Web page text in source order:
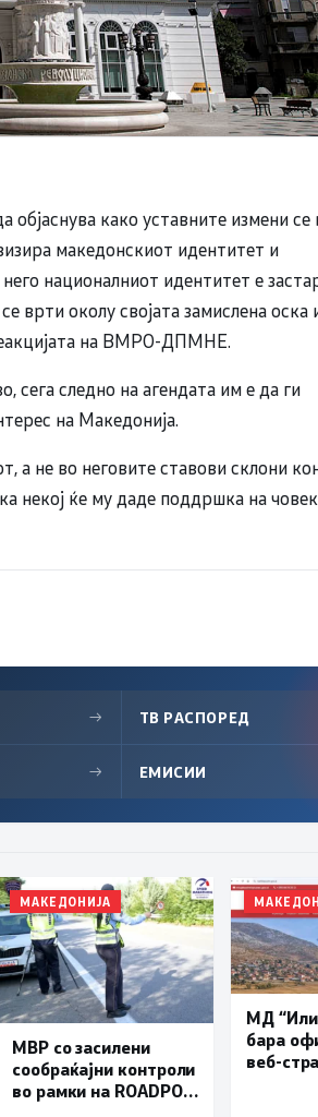
објаснува како уставните измени се
македонскиот идентитет и
националниот идентитет е
врти околу својата замислена оска
на ВМРО-ДПМНЕ.
сега следно на агендата им е да ги
на Македонија.
а не во неговите ставови склони
некој ќе му даде поддршка на
→ ТВ РАСПОРЕД
→ ЕМИСИИ
МАКЕДОНИЈА
МВР со засилени
сообраќајни контроли
во рамки на ROADPOL:
МД
бара
веб-